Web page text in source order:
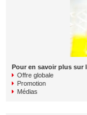
Pour en savoir plus sur
Offre globale
Promotion
Médias